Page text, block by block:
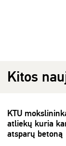
Kitos
KTU
atliekų kuria
atsparų betoną